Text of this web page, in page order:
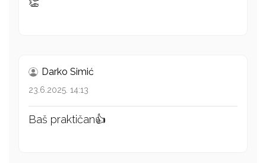
Darko Simić
23.6.2025. 14:13
Baš praktičan👍